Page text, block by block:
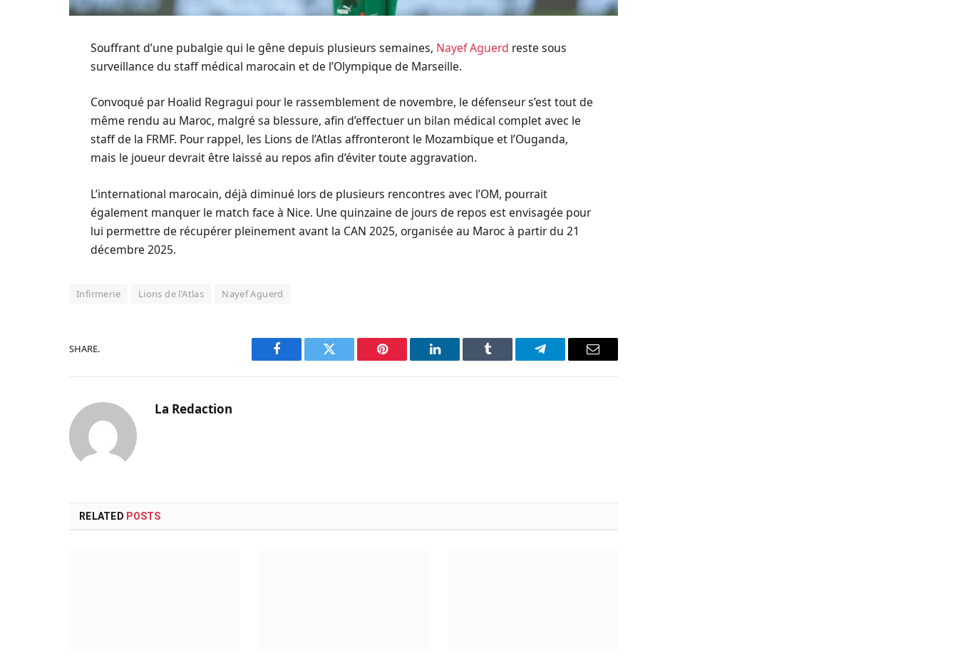
Souffrant d’une pubalgie qui le gêne depuis plusieurs semaines, Nayef Aguerd reste sous
surveillance du staff médical marocain et de l’Olympique de Marseille.
Convoqué par Hoalid Regragui pour le rassemblement de novembre, le défenseur s’est tout de
même rendu au Maroc, malgré sa blessure, afin d’effectuer un bilan médical complet avec le
staff de la FRMF. Pour rappel, les Lions de l’Atlas affronteront le Mozambique et l’Ouganda,
mais le joueur devrait être laissé au repos afin d’éviter toute aggravation.
L’international marocain, déjà diminué lors de plusieurs rencontres avec l’OM, pourrait
également manquer le match face à Nice. Une quinzaine de jours de repos est envisagée pour
lui permettre de récupérer pleinement avant la CAN 2025, organisée au Maroc à partir du 21
décembre 2025.
Infirmerie Lions de l’Atlas Nayef Aguerd
SHARE.
Facebook Twitter Pinterest LinkedIn Tumblr Telegram Email
La Redaction
RELATED POSTS